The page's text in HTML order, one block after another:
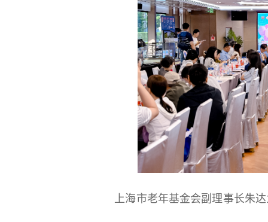
上海市老年基金会副理事长朱达